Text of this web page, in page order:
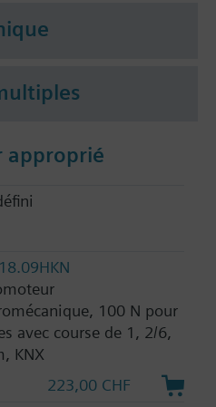
approprié
100 N pour
avec course de 1, 2/6,
KNX
223,00 CHF